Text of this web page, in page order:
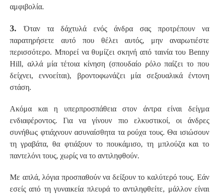
αμφιβολία.
3.Όταν τα δάχτυλά ενός άνδρα σας προτρέπουν να
παρατηρήσετε αυτό που θέλει αυτός, μην αναρωτιέστε
περισσότερο. Μπορεί να θυμίζει σκηνή από ταινία του Benny
Hill, αλλά μία τέτοια κίνηση (σπουδαίο ρόλο παίζει το που
δείχνει, εννοείται), βροντοφωνάζει μία σεξουαλικά έντονη
στάση.
Ακόμα και η υπερπροσπάθεια στον άντρα είναι δείγμα
ενδιαφέροντος. Για να γίνουν πιο ελκυστικοί, οι άνδρες
συνήθως φτιάχνουν ασυναίσθητα τα ρούχα τους. Θα ισιώσουν
τη γραβάτα, θα φτιάξουν το πουκάμισο, τη μπλούζα και το
παντελόνι τους, χωρίς να το αντιληφθούν.
Με απλά, λόγια προσπαθούν να δείξουν το καλύτερό τους. Εάν
εσείς από τη γυναικεία πλευρά το αντιληφθείτε, μάλλον είναι